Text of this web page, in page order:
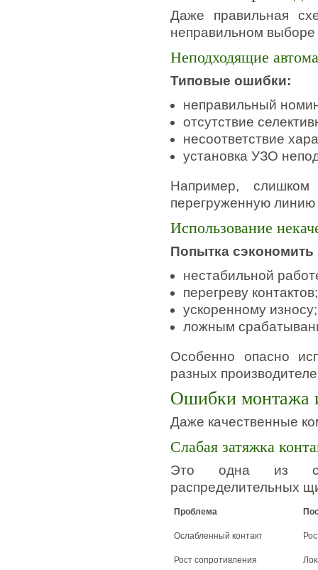
Даже правильная
неправильном выборе
Неподходящие
Типовые ошибки:
неправильный
отсутствие
несоответствие
установка УЗО
Например,
перегруженную
Использование
Попытка
нестабильной
перегреву контактов;
ускоренному износу;
ложным
Особенно опасно
разных
Ошибки монтажа
Даже качественные
Слабая затяжка
Это одна из
распределительных
Проблема
Ослабленный контакт
Рост сопротивления